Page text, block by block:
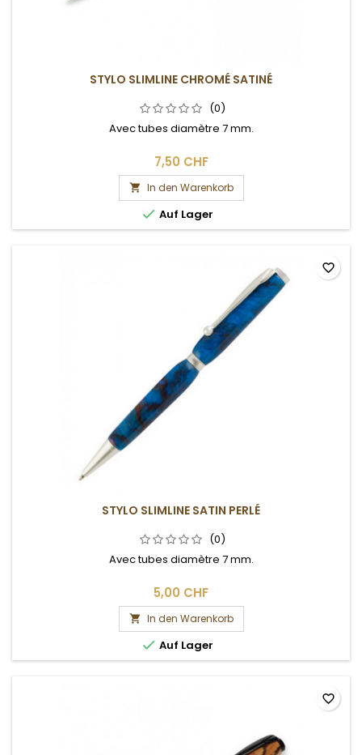
STYLO SLIMLINE CHROMÉ SATINÉ
(0)
Avec tubes diamètre 7 mm.
7,50 CHF
 In den Warenkorb
 Auf Lager
STYLO SLIMLINE SATIN PERLÉ
(0)
Avec tubes diamètre 7 mm.
5,00 CHF
 In den Warenkorb
 Auf Lager
favorite_border
favorite_border